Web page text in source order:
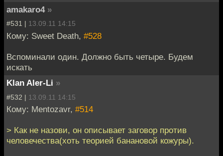
amakaro4 »
#531 | 13.09.11 14:15
Кому: Sweet Death, #528
Вспоминали один. Должно быть четыре. Будем
искать
Klan Aler-Li »
#532 | 13.09.11 14:15
Кому: Mentozavr, #514
> Как не назови, он описывает заговор против
человечества(хоть теорией банановой кожуры).